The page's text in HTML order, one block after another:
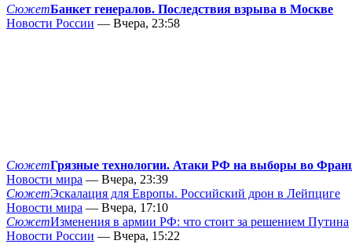
СюжетБанкет генералов. Последствия взрыва в Москве
Новости России — Вчера, 23:58
СюжетГрязные технологии. Атаки РФ на выборы во
Новости мира — Вчера, 23:39
СюжетЭскалация для Европы. Российский дрон в Лейпциге
Новости мира — Вчера, 17:10
СюжетИзменения в армии РФ: что стоит за решением Путина
Новости России — Вчера, 15:22